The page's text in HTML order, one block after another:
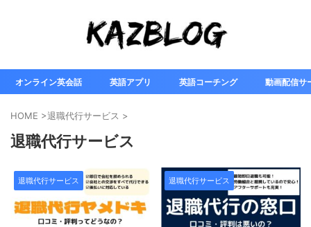
オンライン英会話 英語アプリ 英語コーチング 動画配信サ
HOME >退職代行サービス >
退職代行サービス
退職代行サービス 退職代行サービス